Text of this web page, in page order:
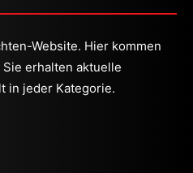
Website. Hier kommen
erhalten aktuelle
in jeder Kategorie.